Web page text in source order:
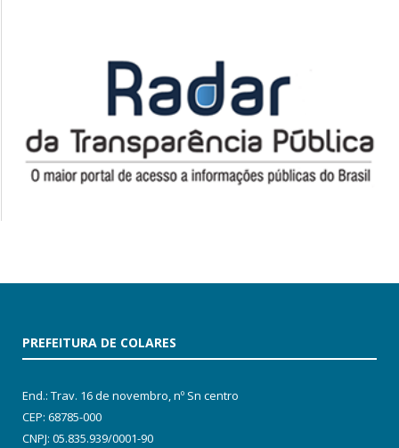
PREFEITURA DE COLARES
End.: Trav. 16 de novembro, nº Sn centro
CEP: 68785-000
CNPJ: 05.835.939/0001-90